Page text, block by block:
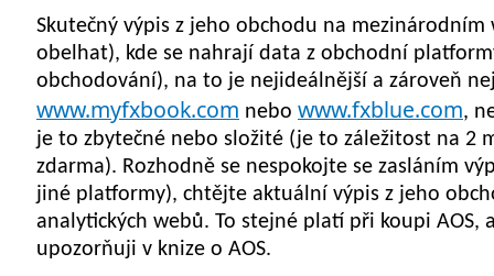
Skutečný výpis z jeho obchodu na mezinárodním
obelhat), kde se nahrají data z obchodní
obchodování), na to je nejideálnější a zároveň
www.myfxbook.com nebo www.fxblue.com,
je to zbytečné nebo složité (je to záležitost na 2
zdarma). Rozhodně se nespokojte se zasláním
jiné platformy), chtějte aktuální výpis z jeho
analytických webů. To stejné platí při koupi AOS,
upozorňuji v knize o AOS.